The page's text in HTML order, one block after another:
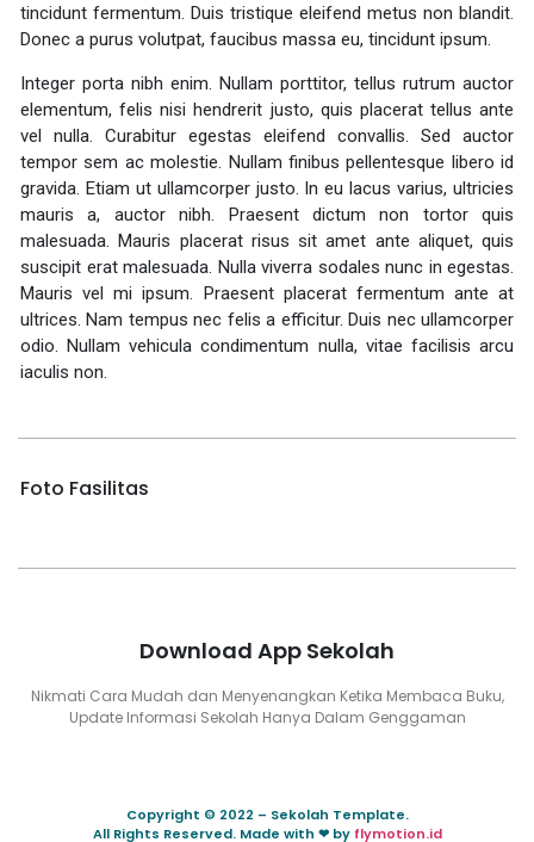
tincidunt fermentum. Duis tristique eleifend metus non blandit.
Donec a purus volutpat, faucibus massa eu, tincidunt ipsum.
Integer porta nibh enim. Nullam porttitor, tellus rutrum auctor
elementum, felis nisi hendrerit justo, quis placerat tellus ante
vel nulla. Curabitur egestas eleifend convallis. Sed auctor
tempor sem ac molestie. Nullam finibus pellentesque libero id
gravida. Etiam ut ullamcorper justo. In eu lacus varius, ultricies
mauris a, auctor nibh. Praesent dictum non tortor quis
malesuada. Mauris placerat risus sit amet ante aliquet, quis
suscipit erat malesuada. Nulla viverra sodales nunc in egestas.
Mauris vel mi ipsum. Praesent placerat fermentum ante at
ultrices. Nam tempus nec felis a efficitur. Duis nec ullamcorper
odio. Nullam vehicula condimentum nulla, vitae facilisis arcu
iaculis non.
Foto Fasilitas
Download App Sekolah
Nikmati Cara Mudah dan Menyenangkan Ketika Membaca Buku,
Update Informasi Sekolah Hanya Dalam Genggaman
Copyright © 2022 – Sekolah Template.
All Rights Reserved. Made with ❤ by flymotion.id